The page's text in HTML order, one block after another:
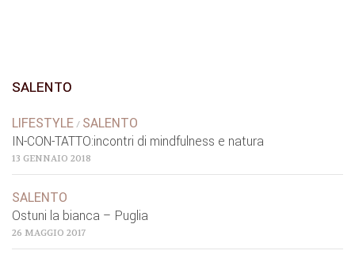
SALENTO
LIFESTYLE / SALENTO
IN-CON-TATTO:incontri di mindfulness e natura
13 GENNAIO 2018
SALENTO
Ostuni la bianca – Puglia
26 MAGGIO 2017